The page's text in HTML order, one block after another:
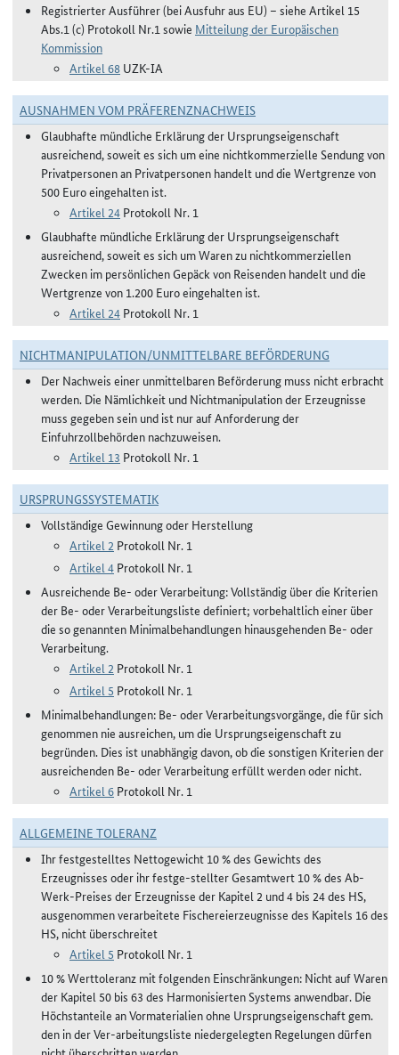
Registrierter Ausführer (bei Ausfuhr aus EU) – siehe Artikel 15
Abs.1 (c) Protokoll Nr.1 sowie Mitteilung der Europäischen
Kommission
Artikel 68 UZK-IA
AUSNAHMEN VOM PRÄFERENZNACHWEIS
Glaubhafte mündliche Erklärung der Ursprungseigenschaft
ausreichend, soweit es sich um eine nichtkommerzielle Sendung von
Privatpersonen an Privatpersonen handelt und die Wertgrenze von
500 Euro eingehalten ist.
Artikel 24 Protokoll Nr. 1
Glaubhafte mündliche Erklärung der Ursprungseigenschaft
ausreichend, soweit es sich um Waren zu nichtkommerziellen
Zwecken im persönlichen Gepäck von Reisenden handelt und die
Wertgrenze von 1.200 Euro eingehalten ist.
Artikel 24 Protokoll Nr. 1
NICHTMANIPULATION/UNMITTELBARE BEFÖRDERUNG
Der Nachweis einer unmittelbaren Beförderung muss nicht erbracht
werden. Die Nämlichkeit und Nichtmanipulation der Erzeugnisse
muss gegeben sein und ist nur auf Anforderung der
Einfuhrzollbehörden nachzuweisen.
Artikel 13 Protokoll Nr. 1
URSPRUNGSSYSTEMATIK
Vollständige Gewinnung oder Herstellung
Artikel 2 Protokoll Nr. 1
Artikel 4 Protokoll Nr. 1
Ausreichende Be- oder Verarbeitung: Vollständig über die Kriterien
der Be- oder Verarbeitungsliste definiert; vorbehaltlich einer über
die so genannten Minimalbehandlungen hinausgehenden Be- oder
Verarbeitung.
Artikel 2 Protokoll Nr. 1
Artikel 5 Protokoll Nr. 1
Minimalbehandlungen: Be- oder Verarbeitungsvorgänge, die für sich
genommen nie ausreichen, um die Ursprungseigenschaft zu
begründen. Dies ist unabhängig davon, ob die sonstigen Kriterien der
ausreichenden Be- oder Verarbeitung erfüllt werden oder nicht.
Artikel 6 Protokoll Nr. 1
ALLGEMEINE TOLERANZ
Ihr festgestelltes Nettogewicht 10 % des Gewichts des
Erzeugnisses oder ihr festge-stellter Gesamtwert 10 % des Ab-
Werk-Preises der Erzeugnisse der Kapitel 2 und 4 bis 24 des HS,
ausgenommen verarbeitete Fischereierzeugnisse des Kapitels 16 des
HS, nicht überschreitet
Artikel 5 Protokoll Nr. 1
10 % Werttoleranz mit folgenden Einschränkungen: Nicht auf Waren
der Kapitel 50 bis 63 des Harmonisierten Systems anwendbar. Die
Höchstanteile an Vormaterialien ohne Ursprungseigenschaft gem.
den in der Ver-arbeitungsliste niedergelegten Regelungen dürfen